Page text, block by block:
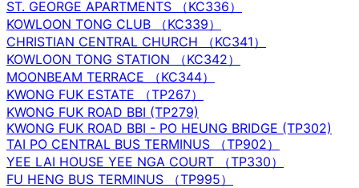
ST. GEORGE APARTMENTS （KC336）
KOWLOON TONG CLUB （KC339）
CHRISTIAN CENTRAL CHURCH （KC341）
KOWLOON TONG STATION （KC342）
MOONBEAM TERRACE （KC344）
KWONG FUK ESTATE （TP267）
KWONG FUK ROAD BBI (TP279)
KWONG FUK ROAD BBI - PO HEUNG BRIDGE (TP302)
TAI PO CENTRAL BUS TERMINUS （TP902）
YEE LAI HOUSE YEE NGA COURT （TP330）
FU HENG BUS TERMINUS （TP995）